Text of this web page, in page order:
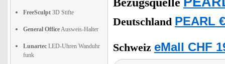
FreeSculpt 3D Stifte
General OfficeAusweis-Halter
Lunartec LED-Uhren Wanduhr
funk
Deutschland PEARL
Schweiz eMall CHF